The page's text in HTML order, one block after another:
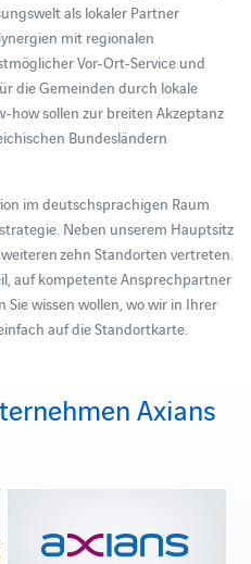
als lokaler Partner
mit regionalen
Vor-Ort-Service und
die Gemeinden durch lokale
how sollen zur breiten Akzeptanz
Bundesländern
im deutschsprachigen Raum
Neben unserem Hauptsitz
zehn Standorten vertreten.
auf kompetente Ansprechpartner
wissen wollen, wo wir in Ihrer
auf die Standortkarte.
Axians